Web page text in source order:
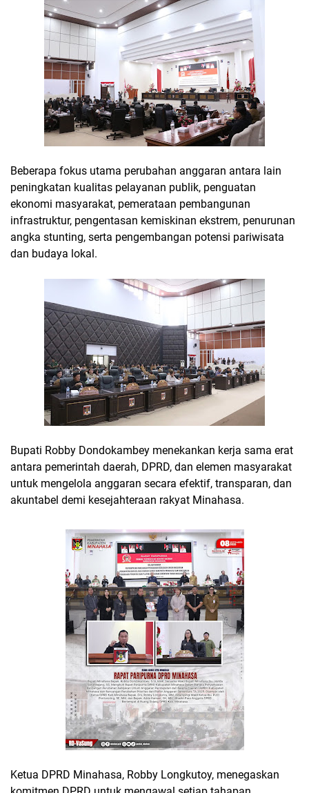
Beberapa fokus utama perubahan anggaran antara lain
peningkatan kualitas pelayanan publik, penguatan
ekonomi masyarakat, pemerataan pembangunan
infrastruktur, pengentasan kemiskinan ekstrem, penurunan
angka stunting, serta pengembangan potensi pariwisata
dan budaya lokal.
Bupati Robby Dondokambey menekankan kerja sama erat
antara pemerintah daerah, DPRD, dan elemen masyarakat
untuk mengelola anggaran secara efektif, transparan, dan
akuntabel demi kesejahteraan rakyat Minahasa.
Ketua DPRD Minahasa, Robby Longkutoy, menegaskan